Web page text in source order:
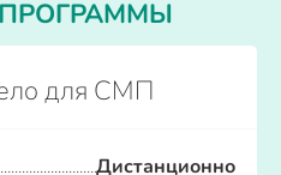
для СМП
Дистанционно